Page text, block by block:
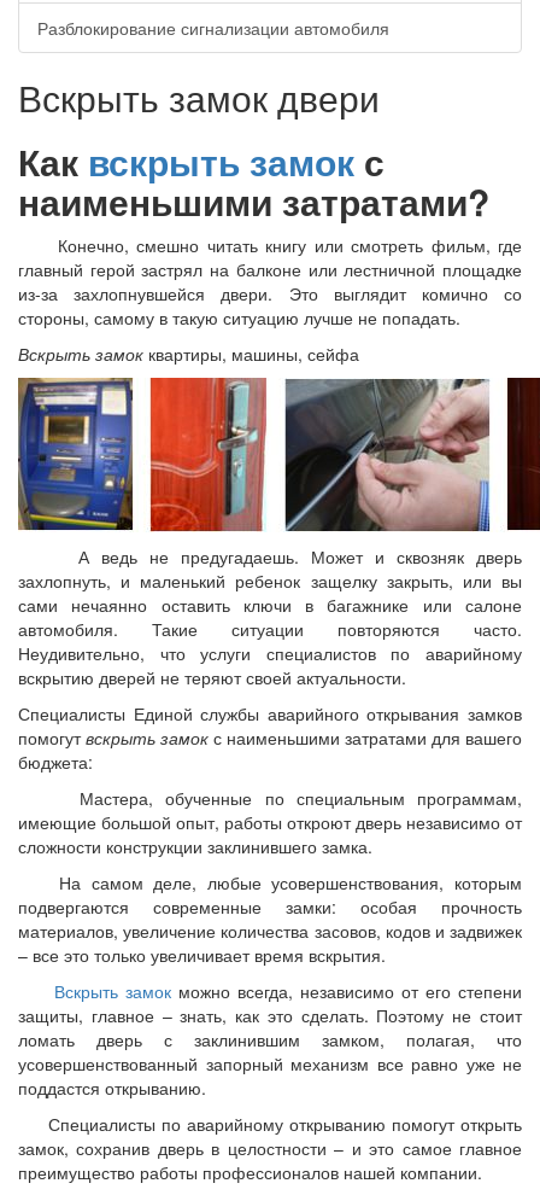
Разблокирование сигнализации автомобиля
Вскрыть замок двери
Как вскрыть замок с
наименьшими затратами?
Конечно, смешно читать книгу или смотреть фильм, где
главный герой застрял на балконе или лестничной площадке
из-за захлопнувшейся двери. Это выглядит комично со
стороны, самому в такую ситуацию лучше не попадать.
Вскрыть замок квартиры, машины, сейфа
А ведь не предугадаешь. Может и сквозняк дверь
захлопнуть, и маленький ребенок защелку закрыть, или вы
сами нечаянно оставить ключи в багажнике или салоне
автомобиля. Такие ситуации повторяются часто.
Неудивительно, что услуги специалистов по аварийному
вскрытию дверей не теряют своей актуальности.
Специалисты Единой службы аварийного открывания замков
помогутвскрыть замок с наименьшими затратами для вашего
бюджета:
Мастера, обученные по специальным программам,
имеющие большой опыт, работы откроют дверь независимо от
сложности конструкции заклинившего замка.
На самом деле, любые усовершенствования, которым
подвергаются современные замки: особая прочность
материалов, увеличение количества засовов, кодов и задвижек
– все это только увеличивает время вскрытия.
Вскрыть замок можно всегда, независимо от его степени
защиты, главное – знать, как это сделать. Поэтому не стоит
ломать дверь с заклинившим замком, полагая, что
усовершенствованный запорный механизм все равно уже не
поддастся открыванию.
Специалисты по аварийному открыванию помогут открыть
замок, сохранив дверь в целостности – и это самое главное
преимущество работы профессионалов нашей компании.